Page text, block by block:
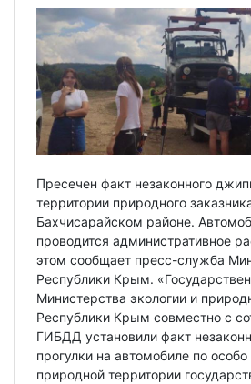
Пресечен факт незаконного
территории природного
Бахчисарайском районе.
проводится административное
этом сообщает пресс-служба
Республики Крым.
Министерства экологии и
Республики Крым совместно с
ГИБДД установили факт
прогулки на автомобиле по
природной территории